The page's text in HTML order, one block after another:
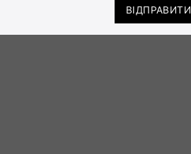
ВІДПРАВИТИ